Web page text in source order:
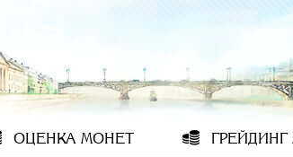
ОЦЕНКА МОНЕТ ГРЕЙДИНГ